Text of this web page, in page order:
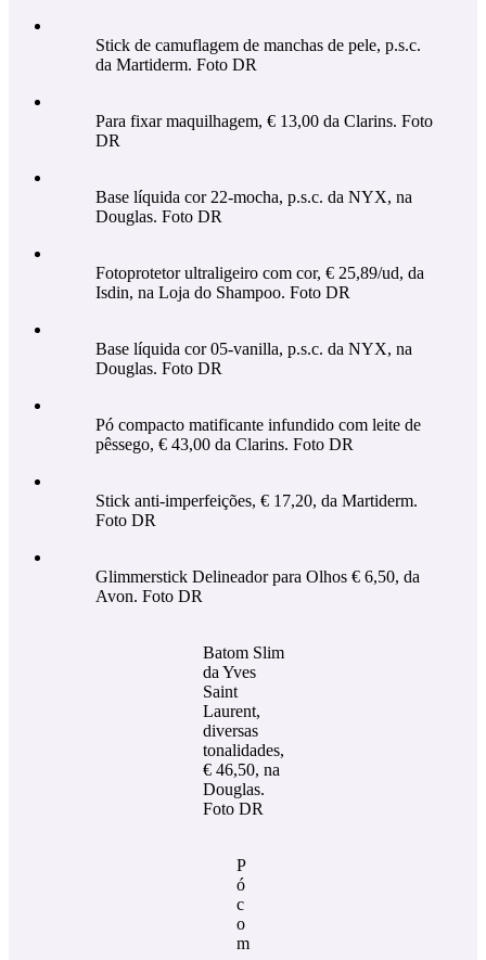
Stick de camuflagem de manchas de pele, p.s.c.
da Martiderm. Foto DR
Para fixar maquilhagem, € 13,00 da Clarins. Foto
DR
Base líquida cor 22-mocha, p.s.c. da NYX, na
Douglas. Foto DR
Fotoprotetor ultraligeiro com cor, € 25,89/ud, da
Isdin, na Loja do Shampoo. Foto DR
Base líquida cor 05-vanilla, p.s.c. da NYX, na
Douglas. Foto DR
Pó compacto matificante infundido com leite de
pêssego, € 43,00 da Clarins. Foto DR
Stick anti-imperfeições, € 17,20, da Martiderm.
Foto DR
Glimmerstick Delineador para Olhos € 6,50, da
Avon. Foto DR
Batom Slim
da Yves
Saint
Laurent,
diversas
tonalidades,
€ 46,50, na
Douglas.
Foto DR
P
ó
c
o
m